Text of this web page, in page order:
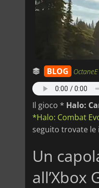
BLOG OctaneE
Il gioco * Halo:
*Halo: Combat
seguito trovate
Un
all’Xbox